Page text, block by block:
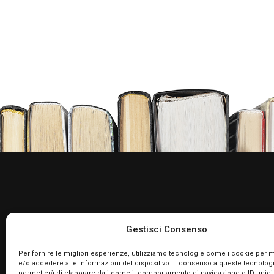
Gestisci Consenso
Per fornire le migliori esperienze, utilizziamo tecnologie come i cookie per
e/o accedere alle informazioni del dispositivo. Il consenso a queste
TikTok